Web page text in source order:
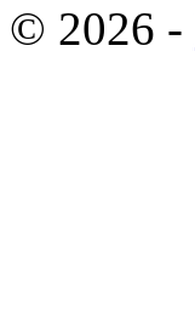
© 2026 -